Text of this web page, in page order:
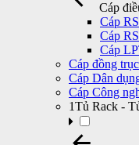
Cáp
Cáp
Cáp
Cáp
Cáp đồng trục
Cáp Dân
Cáp Công
1Tủ Rack -